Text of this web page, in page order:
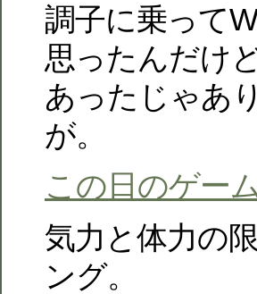
調子に乗って
思ったんだけ
あったじゃあ
が。
この日のゲーム
気力と体力の
ング。